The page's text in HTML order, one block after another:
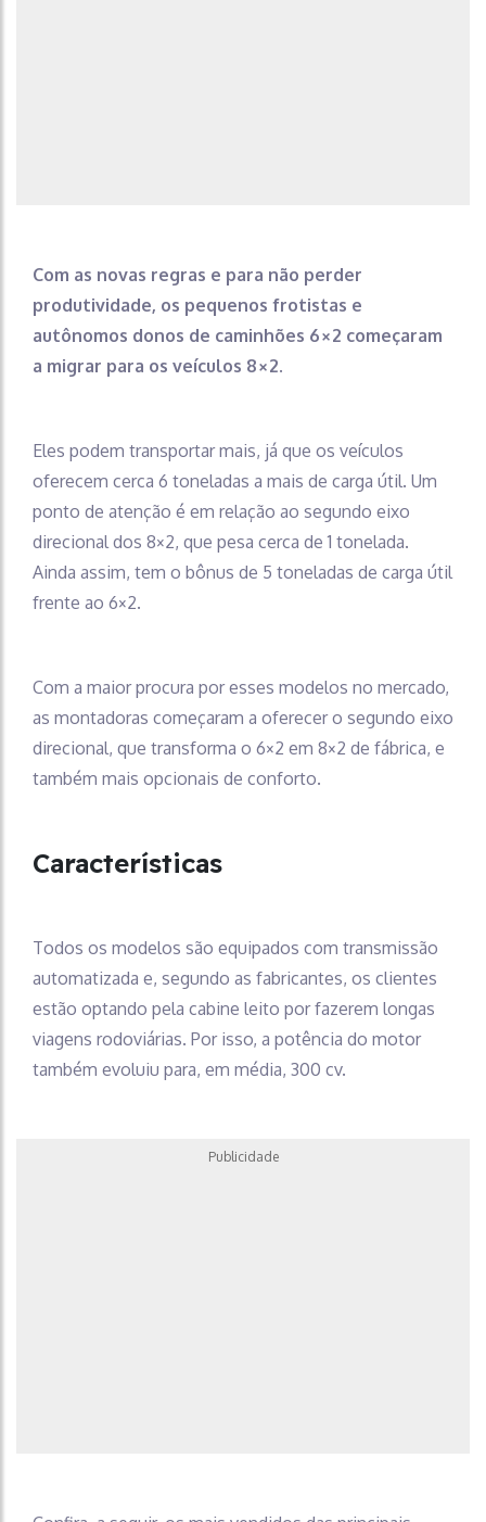
Com as novas regras e para não perder
produtividade, os pequenos frotistas e
autônomos donos de caminhões 6×2 começaram
a migrar para os veículos 8×2.
Eles podem transportar mais, já que os veículos
oferecem cerca 6 toneladas a mais de carga útil. Um
ponto de atenção é em relação ao segundo eixo
direcional dos 8×2, que pesa cerca de 1 tonelada.
Ainda assim, tem o bônus de 5 toneladas de carga útil
frente ao 6×2.
Com a maior procura por esses modelos no mercado,
as montadoras começaram a oferecer o segundo eixo
direcional, que transforma o 6×2 em 8×2 de fábrica, e
também mais opcionais de conforto.
Características
Todos os modelos são equipados com transmissão
automatizada e, segundo as fabricantes, os clientes
estão optando pela cabine leito por fazerem longas
viagens rodoviárias. Por isso, a potência do motor
também evoluiu para, em média, 300 cv.
Publicidade